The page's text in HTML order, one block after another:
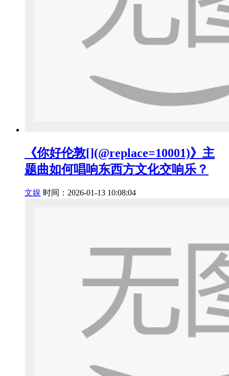
《你好伦敦[](@replace=10001)》主
题曲如何唱响东西方文化交响乐？
文娱 时间：2026-01-13 10:08:04